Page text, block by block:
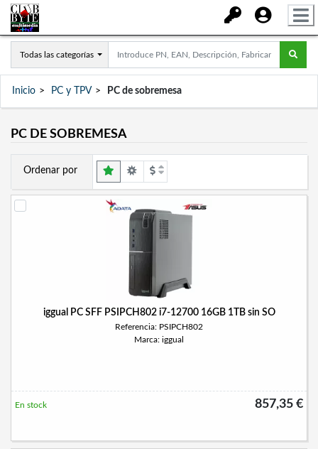
Todas las categorías
Inicio PC y TPV PC de sobremesa
PC DE SOBREMESA
Ordenar por
iggual PC SFF PSIPCH802 i7-12700 16GB 1TB sin SO
Referencia: PSIPCH802
Marca: iggual
857,35 €
En stock